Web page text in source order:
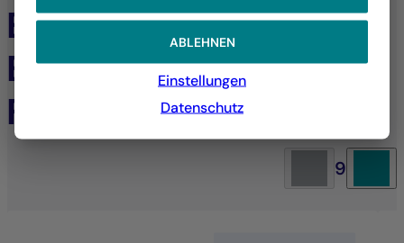
Entdecken Sie die
Expertise der La
Française Gruppe
9
ABLEHNEN
Einstellungen
Datenschutz